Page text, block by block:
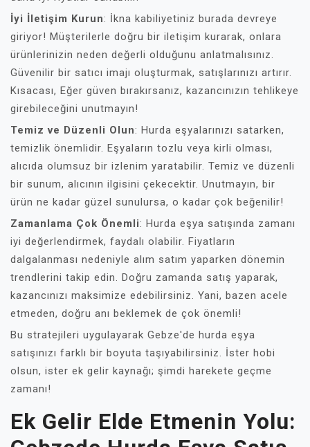
İyi İletişim Kurun: İkna kabiliyetiniz burada devreye
giriyor! Müşterilerle doğru bir iletişim kurarak, onlara
ürünlerinizin neden değerli olduğunu anlatmalısınız.
Güvenilir bir satıcı imajı oluşturmak, satışlarınızı artırır.
Kısacası, Eğer güven bırakırsanız, kazancınızın tehlikeye
girebileceğini unutmayın!
Temiz ve Düzenli Olun: Hurda eşyalarınızı satarken,
temizlik önemlidir. Eşyaların tozlu veya kirli olması,
alıcıda olumsuz bir izlenim yaratabilir. Temiz ve düzenli
bir sunum, alıcının ilgisini çekecektir. Unutmayın, bir
ürün ne kadar güzel sunulursa, o kadar çok beğenilir!
Zamanlama Çok Önemli: Hurda eşya satışında zamanı
iyi değerlendirmek, faydalı olabilir. Fiyatların
dalgalanması nedeniyle alım satım yaparken dönemin
trendlerini takip edin. Doğru zamanda satış yaparak,
kazancınızı maksimize edebilirsiniz. Yani, bazen acele
etmeden, doğru anı beklemek de çok önemli!
Bu stratejileri uygulayarak Gebze'de hurda eşya
satışınızı farklı bir boyuta taşıyabilirsiniz. İster hobi
olsun, ister ek gelir kaynağı; şimdi harekete geçme
zamanı!
Ek Gelir Elde Etmenin Yolu: